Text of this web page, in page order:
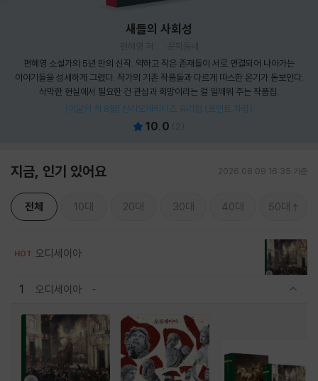
새들의 사회성
편혜영 소설가의 5년 만의 신작. 약하고 작은 존재들이 서로 연결되어 나아가는
이야기들을 섬세하게 그렸다. 작가의 기존 작품들과 다르게 따스한 온기가 돋보인다.
삭막한 현실에서 필요한 건 관심과 희망이라는 걸 일깨워 주는 작품집.
[이달의 책 8월] 산리오캐릭터즈 유리컵 (포인트 차감)
10.0
지금, 인기 있어요 2026.08.09 16:35 기준
전체 10대 20대 30대 40대 50대
HOT 오디세이아
1 오디세이아